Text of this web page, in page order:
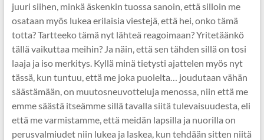
juuri siihen, minkä äskenkin tuossa sanoin, että silloin me
osataan myös lukea erilaisia viestejä, että hei, onko tämä
totta? Tartteeko tämä nyt lähteä reagoimaan? Yritetäänkö
tällä vaikuttaa meihin? Ja näin, että sen tähden sillä on tosi
laaja ja iso merkitys. Kyllä minä tietysti ajattelen myös nyt
tässä, kun tuntuu, että me joka puolelta… joudutaan vähän
säästämään, on muutosneuvotteluja menossa, niin että me
emme säästä itseämme sillä tavalla siitä tulevaisuudesta, eli
että me varmistamme, että meidän lapsilla ja nuorilla on
perusvalmiudet niin lukea ja laskea, kun tehdään sitten niitä